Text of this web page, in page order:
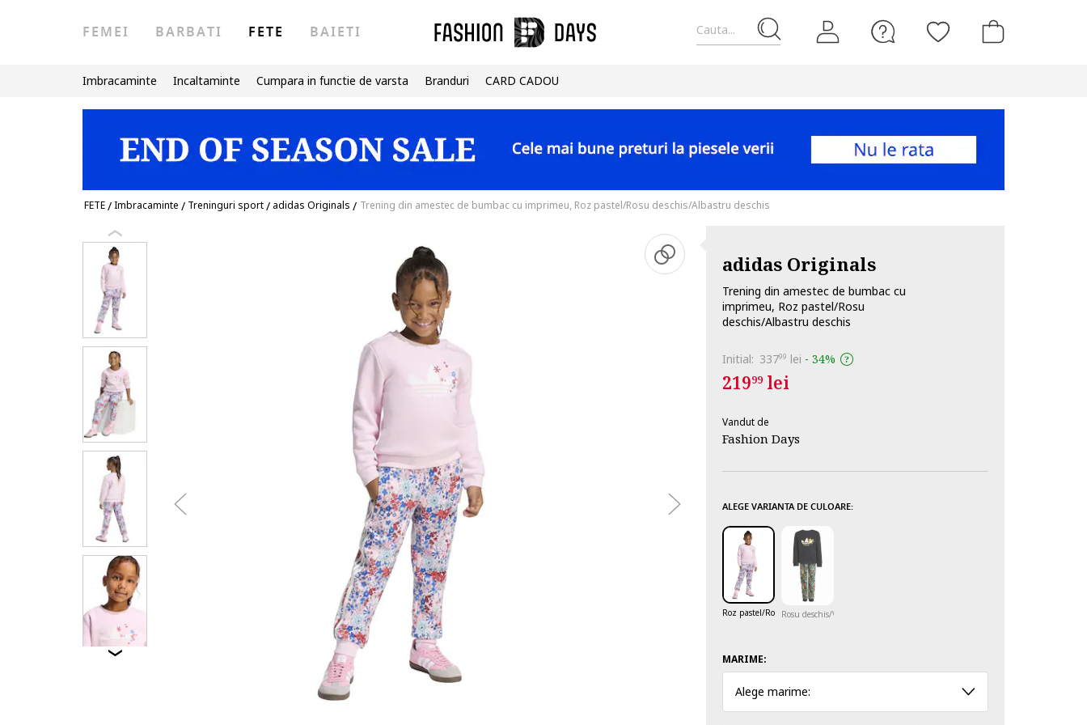
Cauta...
FEMEI BARBATI FETE BAIETI
Imbracaminte Incaltaminte Cumpara in functie de varsta Branduri CARD CADOU
FETE/Imbracaminte / Treninguri sport/ adidas Originals / Trening din amestec de bumbac cu imprimeu, Roz pastel/Rosu deschis/Albastru deschis
adidas Originals
Trening din amestec de bumbac cu
imprimeu, Roz pastel/Rosu
deschis/Albastru deschis
Initial: 33799 lei - 34%
21999lei
Vandut de
Fashion Days
ALEGE VARIANTA DE CULOARE:
Roz pastel/Rosu deschis/Albastru deschis
Rosu deschis/Verde aquamarin/Gri antracit
MARIME:
Alege marime: